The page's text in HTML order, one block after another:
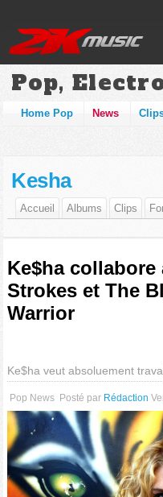
Pop,
Home Pop News
Kesha
Accueil Albums Clips
Ke$ha collabore
Strokes et The
Warrior
Ke$ha veut absoluement
Pop News Posté par Rédaction